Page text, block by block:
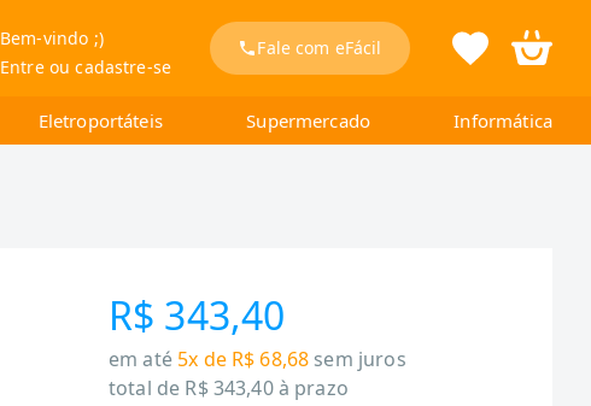
Bem-vindo ;)
Entre ou cadastre-se
Fale com eFácil
Eletroportáteis Supermercado Informática
R$ 343,40
em até 5x de R$ 68,68 sem juros
total de R$ 343,40à prazo